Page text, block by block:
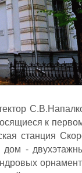
к
станция
дом -